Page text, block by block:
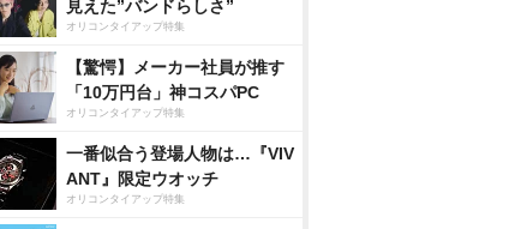
見えた”バンドらしさ”
オリコンタイアップ特集
【驚愕】メーカー社員が推す
「10万円台」神コスパPC
オリコンタイアップ特集
一番似合う登場人物は…『VIV
ANT』限定ウオッチ
オリコンタイアップ特集